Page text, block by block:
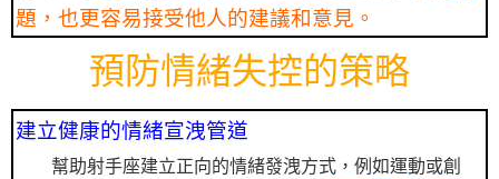
題，也更容易接受他人的建議和意見。
預防情緒失控的策略
建立健康的情緒宣洩管道
幫助射手座建立正向的情緒發洩方式，例如運動或創